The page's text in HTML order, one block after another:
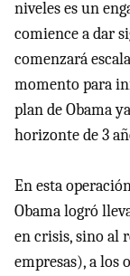
niveles es un
comience a dar
comenzará
momento para
plan de Obama
horizonte de 3
En esta
Obama logró
en crisis, sino al
empresas), a los